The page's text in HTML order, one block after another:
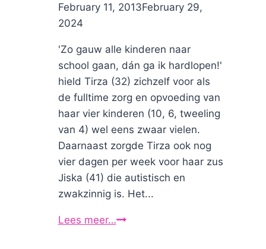
ByNicole
February 11, 2013February 29,
2024
'Zo gauw alle kinderen naar
school gaan, dán ga ik hardlopen!'
hield Tirza (32) zichzelf voor als
de fulltime zorg en opvoeding van
haar vier kinderen (10, 6, tweeling
van 4) wel eens zwaar vielen.
Daarnaast zorgde Tirza ook nog
vier dagen per week voor haar zus
Jiska (41) die autistisch en
zwakzinnig is. Het...
Lees meer…Tirza